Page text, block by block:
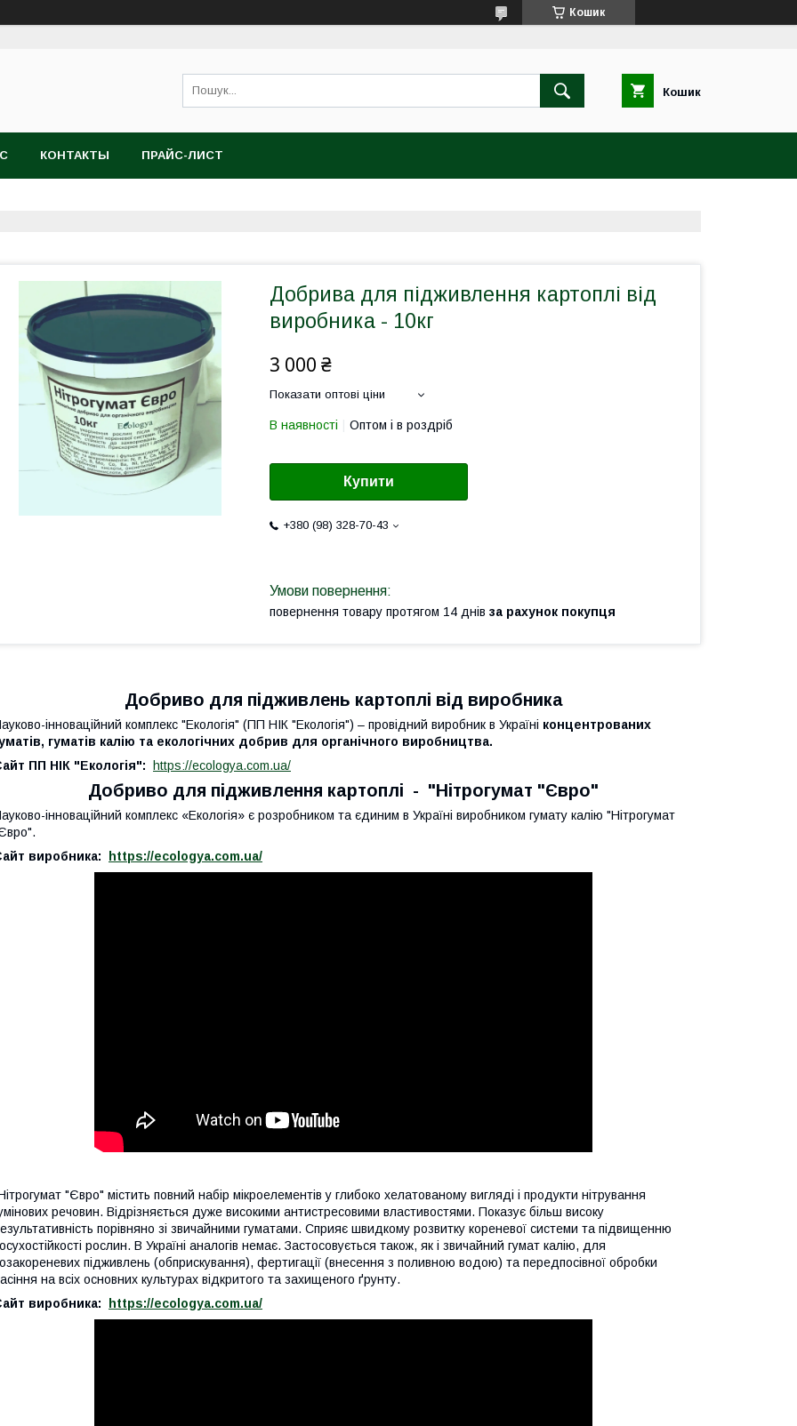
Кошик
Кошик
КОНТАКТЫ ПРАЙС-ЛИСТ
Добрива для підживлення картоплі від
виробника - 10кг
3 000 ₴
Показати оптові ціни
В наявності Оптом і в роздріб
Купити
+380 (98) 328-70-43
повернення товару протягом 14 днів за рахунок покупця
Добриво для підживлень картоплі від виробника
інноваційний комплекс "Екологія" (ПП НІК "Екологія") – провідний виробник в Україні концентрованих
гуматів калію та екологічних добрив для органічного виробництва.
ПП НІК "Екологія": https://ecologya.com.ua/
Добриво для підживлення картоплі - "Нітрогумат "Євро"
інноваційний комплекс «Екологія» є розробником та єдиним в Україні виробником гумату калію "Нітрогумат
виробника: https://ecologya.com.ua/
"Євро" містить повний набір мікроелементів у глибоко хелатованому вигляді і продукти нітрування
речовин. Відрізняється дуже високими антистресовими властивостями. Показує більш високу
порівняно зі звичайними гуматами. Сприяє швидкому розвитку кореневої системи та підвищенню
рослин. В Україні аналогів немає. Застосовується також, як і звичайний гумат калію, для
підживлень (обприскування), фертигації (внесення з поливною водою) та передпосівної обробки
на всіх основних культурах відкритого та захищеного ґрунту.
виробника: https://ecologya.com.ua/